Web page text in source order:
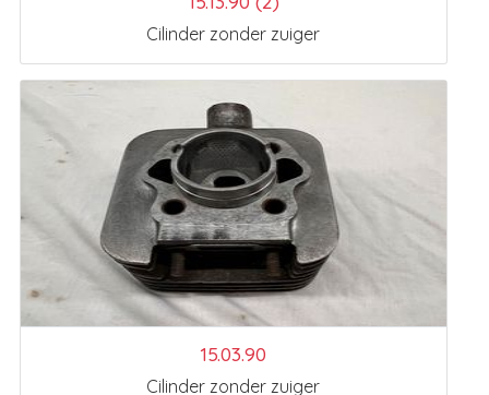
Cilinder zonder zuiger
15.03.90
Cilinder zonder zuiger